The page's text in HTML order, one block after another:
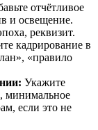
отчётливое
и освещение.
реквизит.
кадрирование в
«правило
Укажите
минимальное
если это не